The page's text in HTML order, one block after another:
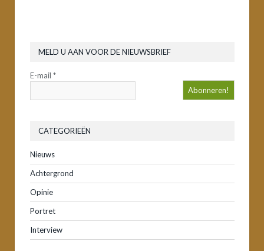
MELD U AAN VOOR DE NIEUWSBRIEF
E-mail *
CATEGORIEËN
Nieuws
Achtergrond
Opinie
Portret
Interview